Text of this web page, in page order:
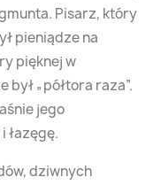
Pisarz, który
pieniądze na
pięknej w
„półtora raza”.
jego
łazęgę.
dziwnych